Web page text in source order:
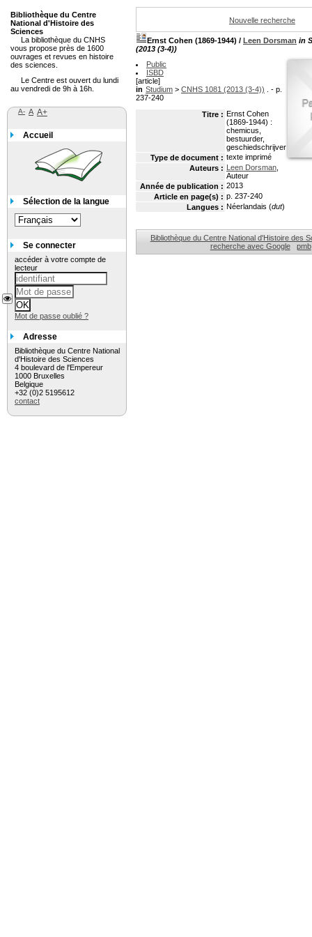
Nouvelle recherche
Ernst Cohen (1869-1944) / Leen Dorsman in
(2013 (3-4))
Public
ISBD
[article]
in Studium > CNHS 1081 (2013 (3-4)) . - p.
237-240
Titre : Ernst Cohen
(1869-1944) :
chemicus,
bestuurder,
geschiedschrijver
Type de document : texte imprimé
Auteurs : Leen Dorsman
Auteur
Année de publication : 2013
Article en page(s) : p. 237-240
Langues : Néerlandais (dut)
Bibliothèque du Centre National d'Histoire des
recherche avec Google
pmb
Bibliothèque du Centre
National d'Histoire des
Sciences
La bibliothèque du CNHS
vous propose près de 1600
ouvrages et revues en histoire
des sciences.
Le Centre est ouvert du lundi
au vendredi de 9h à 16h.
A- A A+
Accueil
Sélection de la langue
Se connecter
accéder à votre compte de
lecteur
Mot de passe oublié ?
Adresse
Bibliothèque du Centre National
d'Histoire des Sciences
4 boulevard de l'Empereur
1000 Bruxelles
Belgique
+32 (0)2 5195612
contact